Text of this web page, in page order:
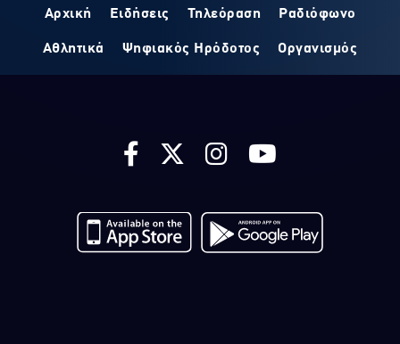
Αρχική Ειδήσεις Τηλεόραση Ραδιόφωνο
Αθλητικά Ψηφιακός Ηρόδοτος Οργανισμός